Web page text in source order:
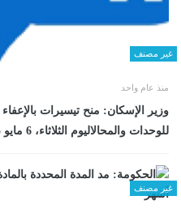
غير مصنف
منذ عام واحد
للوحدات والمحالاليوم الثلاثاء، 6 مايو 2025 05:10 مـ
غير مصنف